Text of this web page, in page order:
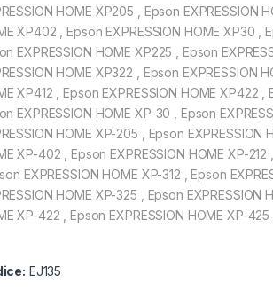
HOME XP205 , Epson EXPRESSION
XP402 , Epson EXPRESSION HOME XP30 ,
EXPRESSION HOME XP225 , Epson
HOME XP322 , Epson EXPRESSION
XP412 , Epson EXPRESSION HOME XP422
EXPRESSION HOME XP-30 , Epson
HOME XP-205 , Epson
XP-402 , Epson EXPRESSION HOME XP-
EXPRESSION HOME XP-312 , Epson
HOME XP-325 , Epson EXPRESSION
XP-422 , Epson EXPRESSION HOME XP-
EJ135